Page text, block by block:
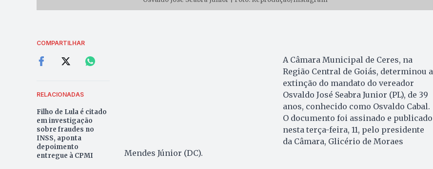
COMPARTILHAR
RELACIONADAS
Filho de Lula é citado
em investigação
sobre fraudes no
INSS, aponta
depoimento
entregue à CPMI
A Câmara Municipal de Ceres, na
Região Central de Goiás, determinou a
extinção do mandato do vereador
Osvaldo José Seabra Junior (PL), de 39
anos, conhecido como Osvaldo Cabal.
O documento foi assinado e publicado
nesta terça-feira, 11, pelo presidente
da Câmara, Glicério de Moraes
Mendes Júnior (DC).